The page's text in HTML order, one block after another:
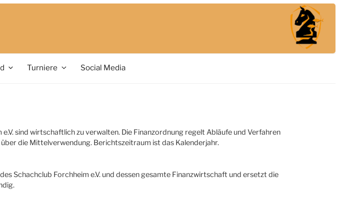
Turniere Social Media
e.V. sind wirtschaftlich zu verwalten. Die Finanzordnung regelt Abläufe und Verfahren
die Mittelverwendung. Berichtszeitraum ist das Kalenderjahr.
Schachclub Forchheim e.V. und dessen gesamte Finanzwirtschaft und ersetzt die